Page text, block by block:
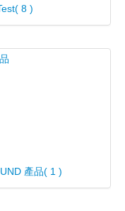
( 8 )
產品( 1 )